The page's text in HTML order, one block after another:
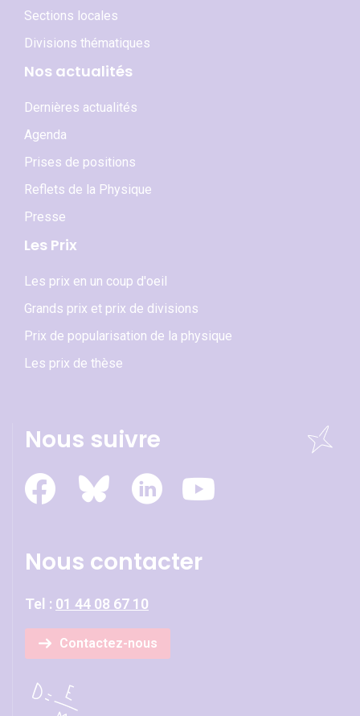
Sections locales
Divisions thématiques
Nos actualités
Dernières actualités
Agenda
Prises de positions
Reflets de la Physique
Presse
Les Prix
Les prix en un coup d'oeil
Grands prix et prix de divisions
Prix de popularisation de la physique
Les prix de thèse
Nous suivre
Nous contacter
Tel : 01 44 08 67 10
Contactez-nous